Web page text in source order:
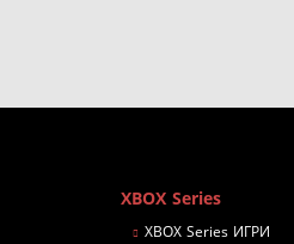
XBOX Series
XBOX Series ИГРИ